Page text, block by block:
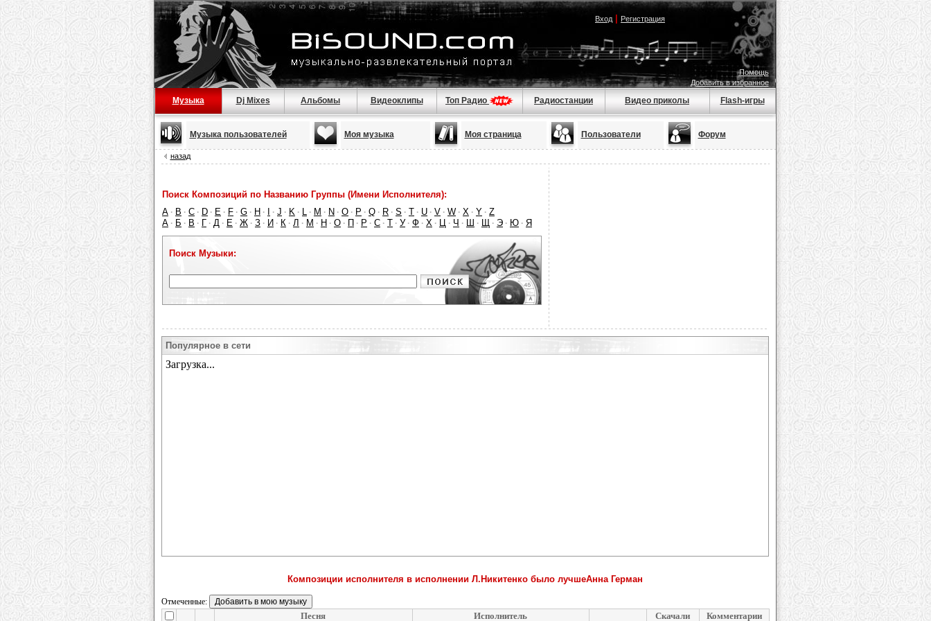
Вход| Регистрация
Помощь
Добавить в избранное
Музыка Dj Mixes Альбомы Видеоклипы Топ Радио Радиостанции Видео приколы Flash-игры
Музыка пользователей Моя музыка Моя страница Пользователи Форум
назад
Поиск Композиций по Названию Группы (Имени Исполнителя):
A · B · C · D · E · F · G · H · · J · K · L · M · N · O · P · Q · R · S · T · U · V · W · X · Y · Z
А · Б · В · Г · Д · Е · Ж · З · И · К · Л · М · Н · О · П · Р · С · Т · У · Ф · Х · Ц · Ч · Ш · Щ · Э · Ю · Я
Поиск Музыки:
Популярное в сети
Композиции исполнителя в исполнении Л.Никитенко было лучшеАнна Герман
Отмеченные:
Песня Исполнитель Скачали Комментарии